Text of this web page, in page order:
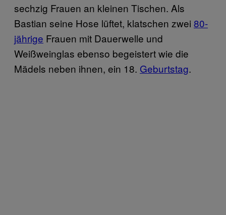
sechzig Frauen an kleinen Tischen. Als
Bastian seine Hose lüftet, klatschen zwei 80-
jährige Frauen mit Dauerwelle und
Weißweinglas ebenso begeistert wie die
Mädels neben ihnen, ein 18. Geburtstag.